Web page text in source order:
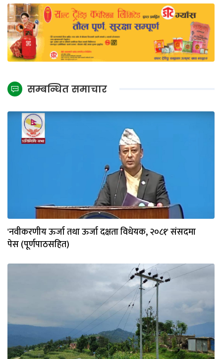
सम्बन्धित समाचार
'नवीकरणीय ऊर्जा तथा ऊर्जा दक्षता विधेयक, २०८१' संसदमा
पेस (पूर्णपाठसहित)